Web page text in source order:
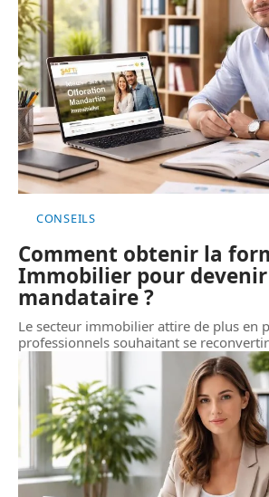
CONSEILS
Comment obtenir la
Immobilier pour devenir
mandataire ?
Le secteur immobilier attire de plus en
professionnels souhaitant se